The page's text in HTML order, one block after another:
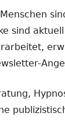
sind